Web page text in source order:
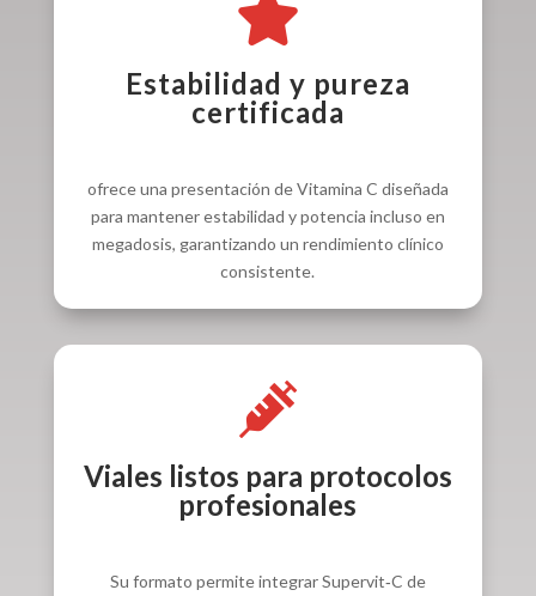

Estabilidad y pureza
certificada
ofrece una presentación de Vitamina C diseñada
para mantener estabilidad y potencia incluso en
megadosis, garantizando un rendimiento clínico
consistente.

Viales listos para protocolos
profesionales
Su formato permite integrar Supervit‑C de